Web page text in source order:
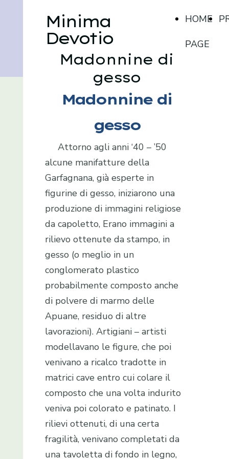
HOME
PAGE
Minima
Devotio
Madonnine di
gesso
Madonnine di
gesso
Attorno agli anni ‘40 – ’50
alcune manifatture della
Garfagnana, già esperte in
figurine di gesso, iniziarono una
produzione di immagini religiose
da capoletto, Erano immagini a
rilievo ottenute da stampo, in
gesso (o meglio in un
conglomerato plastico
probabilmente composto anche
di polvere di marmo delle
Apuane, residuo di altre
lavorazioni). Artigiani – artisti
modellavano le figure, che poi
venivano a ricalco tradotte in
matrici cave entro cui colare il
composto che una volta indurito
veniva poi colorato e patinato. I
rilievi ottenuti, di una certa
fragilità, venivano completati da
una tavoletta di fondo in legno,